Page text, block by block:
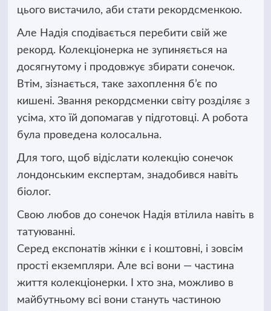
цього вистачило, аби стати рекордсменкою.
Але Надія сподівається перебити свій же
рекорд. Колекціонерка не зупиняється на
досягнутому і продовжує збирати сонечок.
Втім, зізнається, таке захоплення б’є по
кишені. Звання рекордсменки світу розділяє з
усіма, хто їй допомагав у підготовці. А робота
була проведена колосальна.
Для того, щоб відіслати колекцію сонечок
лондонським експертам, знадобився навіть
біолог.
Свою любов до сонечок Надія втілила навіть в
татуюванні.
Серед експонатів жінки є і коштовні, і зовсім
прості екземпляри. Але всі вони — частина
життя колекціонерки. І хто зна, можливо в
майбутньому всі вони стануть частиною